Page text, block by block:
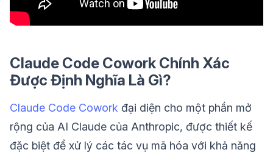
Claude Code Cowork Chính Xác
Được Định Nghĩa Là Gì?
Claude Code Cowork đại diện cho một phần mở
rộng của AI Claude của Anthropic, được thiết kế
đặc biệt để xử lý các tác vụ mã hóa với khả năng